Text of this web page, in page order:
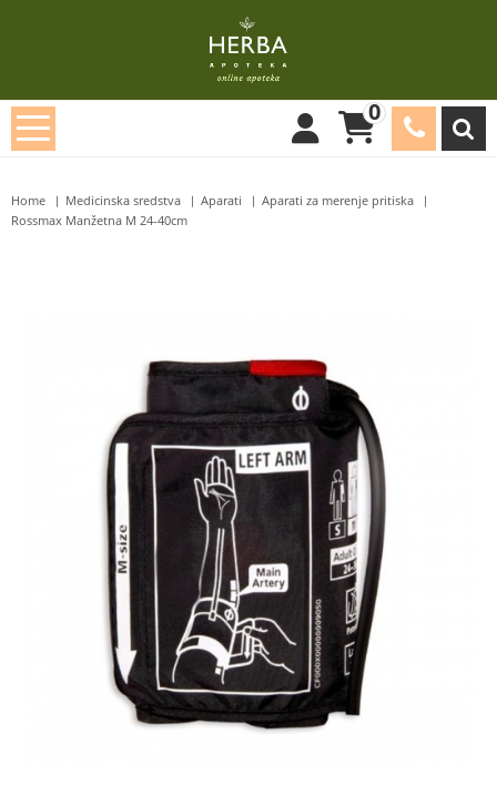
0
Home Medicinska sredstva Aparati
Aparati za merenje pritiska
Rossmax Manžetna M 24-40cm